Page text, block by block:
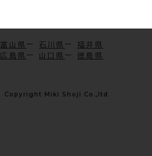
富山県 石川県
福井県
広島県 山口県
徳島県
Copyright Miki Shoji Co.,ltd